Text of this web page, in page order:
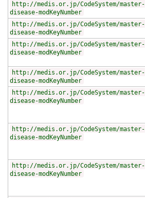
http://medis.or.jp/CodeSystem/master-
disease-modKeyNumber
http://medis.or.jp/CodeSystem/master-
disease-modKeyNumber
http://medis.or.jp/CodeSystem/master-
disease-modKeyNumber
http://medis.or.jp/CodeSystem/master-
disease-modKeyNumber
http://medis.or.jp/CodeSystem/master-
disease-modKeyNumber
http://medis.or.jp/CodeSystem/master-
disease-modKeyNumber
http://medis.or.jp/CodeSystem/master-
disease-modKeyNumber